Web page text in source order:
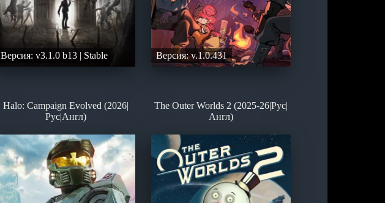
Версия: v3.1.0 b13 | Stable Версия: v.1.0.431
Halo: Campaign Evolved (2026|
Рус|Англ)
The Outer Worlds 2 (2025-26|Рус|
Англ)